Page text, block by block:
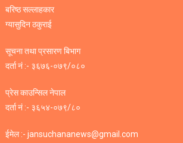
बरिष्ठ सल्लाहकार
ग्यासुदिन ठकुराई
सूचना तथा प्रसारण बिभाग
दर्ता नं :- ३६७६-०७९/०८०
प्रेस काउन्सिल नेपाल
दर्ता नं :- ३६५४-०७९/८०
ईमेल :- jansuchananews@gmail.com